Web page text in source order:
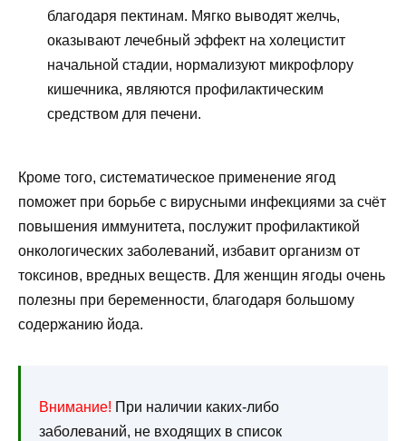
благодаря пектинам. Мягко выводят желчь,
оказывают лечебный эффект на холецистит
начальной стадии, нормализуют микрофлору
кишечника, являются профилактическим
средством для печени.
Кроме того, систематическое применение ягод
поможет при борьбе с вирусными инфекциями за счёт
повышения иммунитета, послужит профилактикой
онкологических заболеваний, избавит организм от
токсинов, вредных веществ. Для женщин ягоды очень
полезны при беременности, благодаря большому
содержанию йода.
Внимание! При наличии каких-либо
заболеваний, не входящих в список